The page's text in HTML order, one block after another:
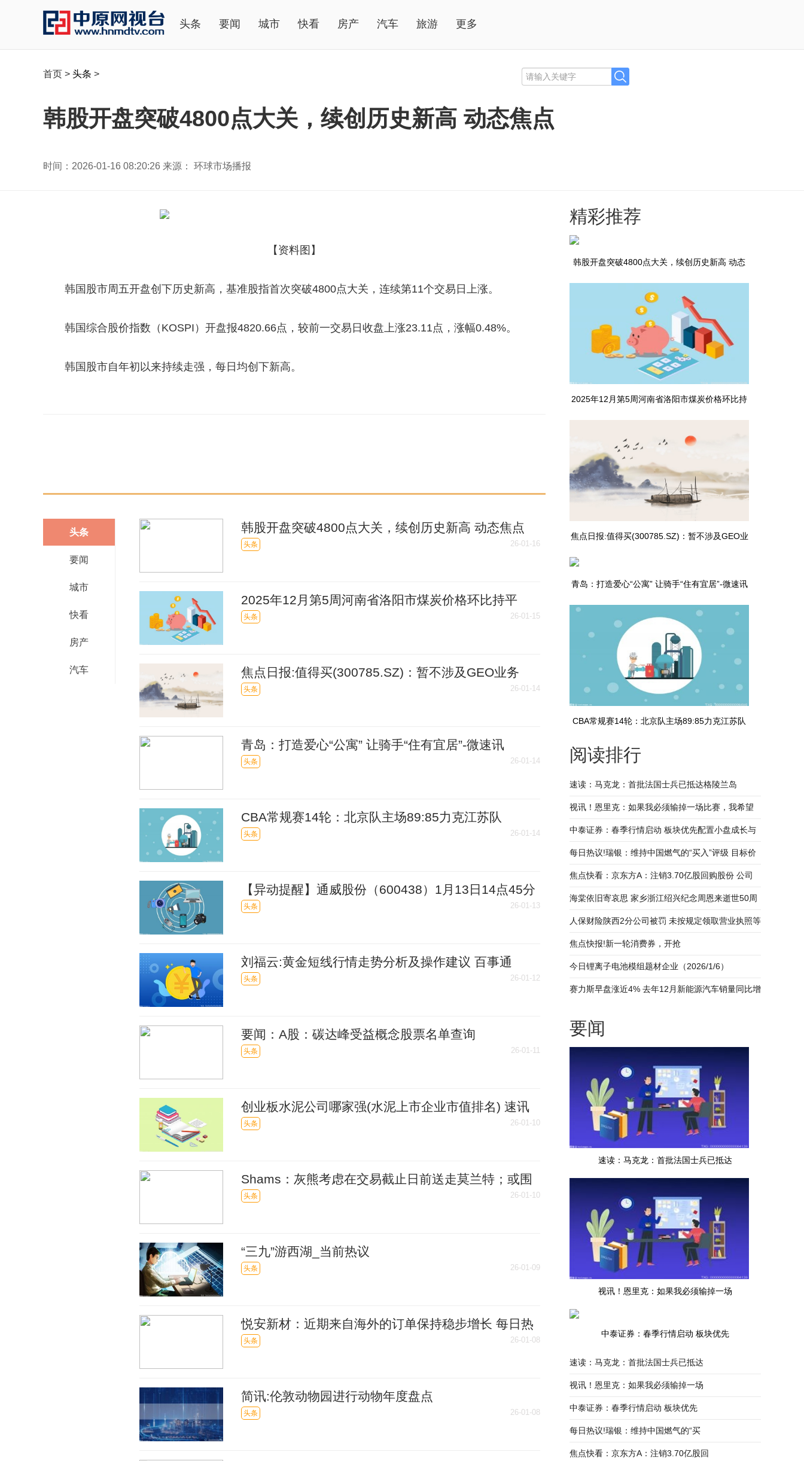
头条 要闻 城市 快看 房产 汽车 旅游 更多
首页 > 头条 >
韩股开盘突破4800点大关，续创历史新高 动态焦点
时间：2026-01-16 08:20:26 来源： 环球市场播报
【资料图】
韩国股市周五开盘创下历史新高，基准股指首次突破4800点大关，连续第11个交易日上涨。
韩国综合股价指数（KOSPI）开盘报4820.66点，较前一交易日收盘上涨23.11点，涨幅0.48%。
韩国股市自年初以来持续走强，每日均创下新高。
头条
要闻
城市
快看
房产
汽车
韩股开盘突破4800点大关，续创历史新高 动态焦点
头条 26-01-16
2025年12月第5周河南省洛阳市煤炭价格环比持平
头条 26-01-15
焦点日报:值得买(300785.SZ)：暂不涉及GEO业务
头条 26-01-14
青岛：打造爱心“公寓” 让骑手“住有宜居”-微速讯
头条 26-01-14
CBA常规赛14轮：北京队主场89:85力克江苏队
头条 26-01-14
【异动提醒】通威股份（600438）1月13日14点45分
创60日新低 今头条
头条 26-01-13
刘福云:黄金短线行情走势分析及操作建议 百事通
头条 26-01-12
要闻：A股：碳达峰受益概念股票名单查询
（2026/1/9）
头条 26-01-11
创业板水泥公司哪家强(水泥上市企业市值排名) 速讯
头条 26-01-10
Shams：灰熊考虑在交易截止日前送走莫兰特；或围
绕小贾伦建队
头条 26-01-10
“三九”游西湖_当前热议
头条 26-01-09
悦安新材：近期来自海外的订单保持稳步增长 每日热
议
头条 26-01-08
简讯:伦敦动物园进行动物年度盘点
头条 26-01-08
精彩推荐
韩股开盘突破4800点大关，续创历史新高 动态
焦点
2025年12月第5周河南省洛阳市煤炭价格环比持
焦点日报:值得买(300785.SZ)：暂不涉及GEO业
青岛：打造爱心“公寓” 让骑手“住有宜居”-微速讯
CBA常规赛14轮：北京队主场89:85力克江苏队
阅读排行
速读：马克龙：首批法国士兵已抵达格陵兰岛
视讯！恩里克：如果我必须输掉一场比赛，我希望
是以这样的方式输
中泰证券：春季行情启动 板块优先配置小盘成长与
双创方向_焦点热议
每日热议!瑞银：维持中国燃气的“买入”评级 目标价
由8.2港元上调至8.9港元
焦点快看：京东方A：注销3.70亿股回购股份 公司
总股本减少
海棠依旧寄哀思 家乡浙江绍兴纪念周恩来逝世50周
年
人保财险陕西2分公司被罚 未按规定领取营业执照等
焦点快报!新一轮消费券，开抢
今日锂离子电池模组题材企业（2026/1/6）
赛力斯早盘涨近4% 去年12月新能源汽车销量同比增
要闻
速读：马克龙：首批法国士兵已抵达
视讯！恩里克：如果我必须输掉一场
中泰证券：春季行情启动 板块优先
速读：马克龙：首批法国士兵已抵达
视讯！恩里克：如果我必须输掉一场
中泰证券：春季行情启动 板块优先
每日热议!瑞银：维持中国燃气的“买
焦点快看：京东方A：注销3.70亿股回